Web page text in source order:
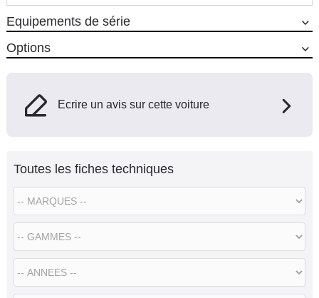
Equipements de série
Options
Ecrire un avis sur cette voiture
Toutes les fiches techniques